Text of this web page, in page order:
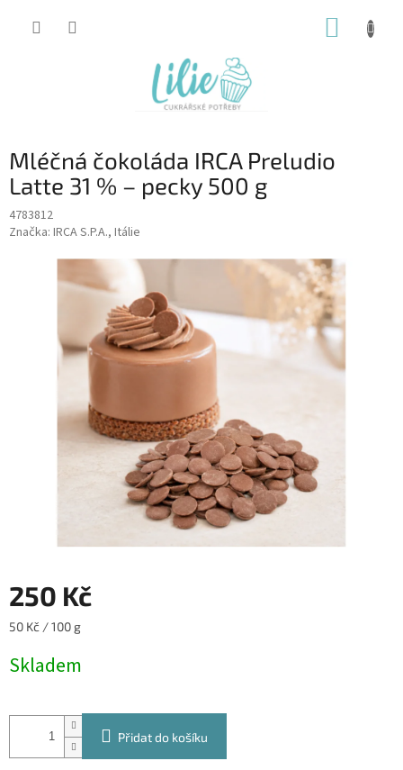
Mléčná čokoláda IRCA Preludio
Latte 31 % – pecky 500 g
4783812
Značka: IRCA S.P.A., Itálie
250 Kč
Měrná
50 Kč / 100 g
Skladem
Přidat do košíku